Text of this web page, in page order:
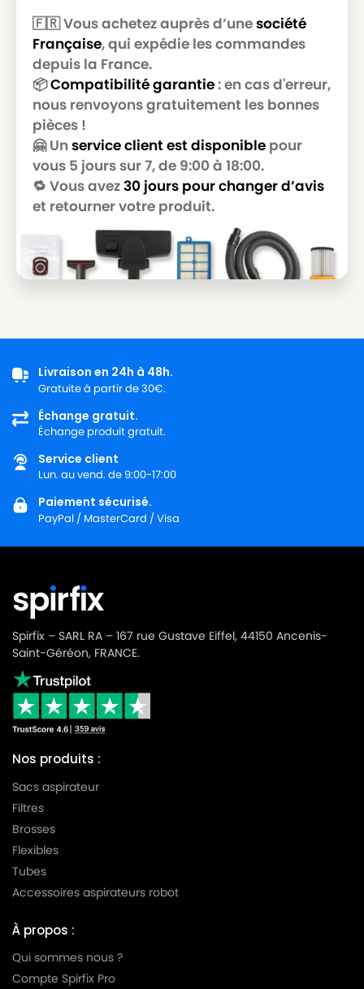
🇫🇷 Vous achetez auprès d’unesociété
Française, qui expédie les commandes
depuis la France.
📦Compatibilité garantie: en cas d'erreur,
nous renvoyons gratuitement les bonnes
pièces !
🤗 Un service client est disponible pour
vous 5 jours sur 7, de 9:00 à 18:00.
🔁 Vous avez30 jours pour changer d’avis
et retourner votre produit.
Livraison en 24h à 48h.
Gratuite à partir de 30€.
Échange gratuit.
Échange produit gratuit.
Service client
Lun. au vend. de 9:00-17:00
Paiement sécurisé.
PayPal / MasterCard / Visa
Spirfix – SARL RA – 167 rue Gustave Eiffel, 44150 Ancenis-
Saint-Géréon, FRANCE.
Nos produits :
Sacs aspirateur
Filtres
Brosses
Flexibles
Tubes
Accessoires aspirateurs robot
À propos :
Qui sommes nous ?
Compte Spirfix Pro